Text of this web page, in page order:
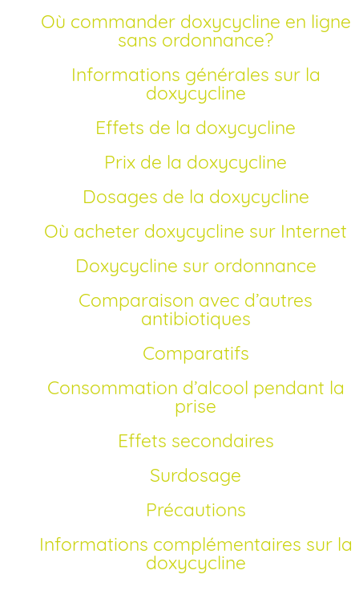
Où commander doxycycline en ligne
sans ordonnance?
Informations générales sur la
doxycycline
Effets de la doxycycline
Prix de la doxycycline
Dosages de la doxycycline
Où acheter doxycycline sur Internet
Doxycycline sur ordonnance
Comparaison avec d’autres
antibiotiques
Comparatifs
Consommation d’alcool pendant la
prise
Effets secondaires
Surdosage
Précautions
Informations complémentaires sur la
doxycycline